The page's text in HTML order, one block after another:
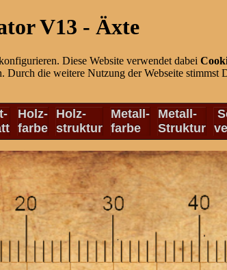
V13 - Äxte
Diese Website verwendet dabei
Durch die weitere Nutzung der Webseite
Holz-
farbe
Holz-
struktur
Metall-
farbe
Metall-
Struktur